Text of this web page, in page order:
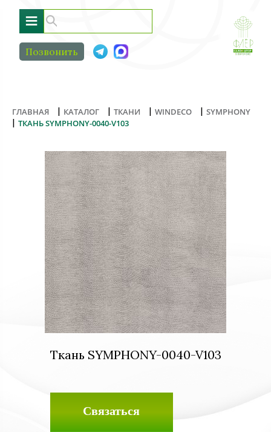
≡
Позвонить
ГЛАВНАЯ | КАТАЛОГ | ТКАНИ | WINDECO | SYMPHONY
| ТКАНЬ SYMPHONY-0040-V103
Ткань SYMPHONY-0040-V103
Связаться